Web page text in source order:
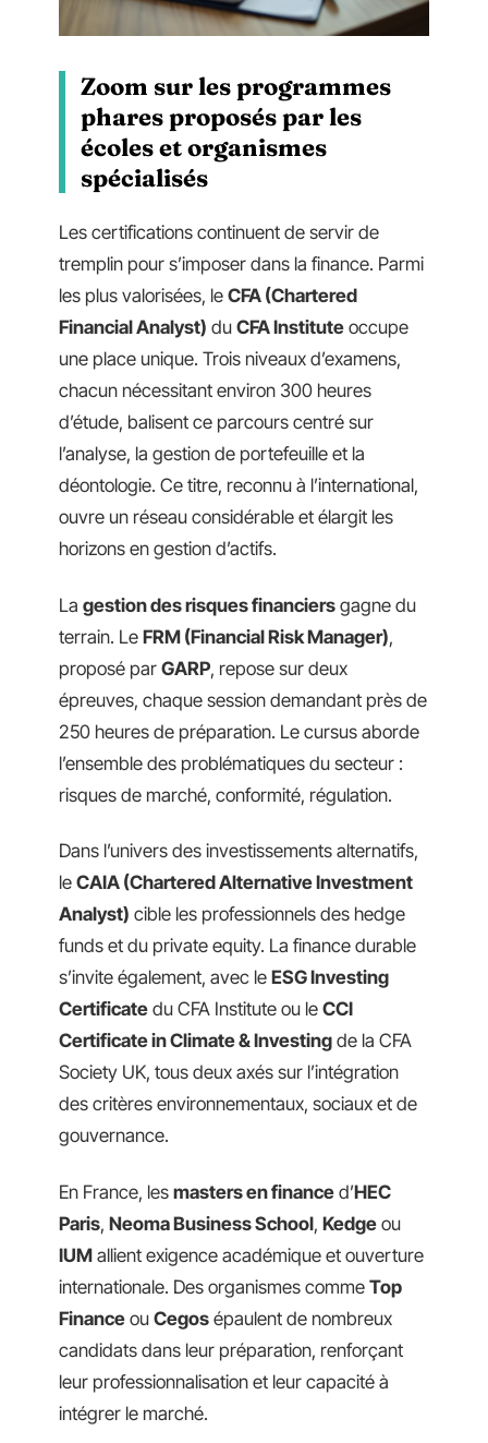
Zoom sur les programmes
phares proposés par les
écoles et organismes
spécialisés
Les certifications continuent de servir de
tremplin pour s’imposer dans la finance. Parmi
les plus valorisées, le CFA (Chartered
Financial Analyst) du CFA Institute occupe
une place unique. Trois niveaux d’examens,
chacun nécessitant environ 300 heures
d’étude, balisent ce parcours centré sur
l’analyse, la gestion de portefeuille et la
déontologie. Ce titre, reconnu à l’international,
ouvre un réseau considérable et élargit les
horizons en gestion d’actifs.
La gestion des risques financiers gagne du
terrain. Le FRM (Financial Risk Manager),
proposé par GARP, repose sur deux
épreuves, chaque session demandant près de
250 heures de préparation. Le cursus aborde
l’ensemble des problématiques du secteur :
risques de marché, conformité, régulation.
Dans l’univers des investissements alternatifs,
le CAIA (Chartered Alternative Investment
Analyst) cible les professionnels des hedge
funds et du private equity. La finance durable
s’invite également, avec le ESG Investing
Certificate du CFA Institute ou le CCI
Certificate in Climate & Investing de la CFA
Society UK, tous deux axés sur l’intégration
des critères environnementaux, sociaux et de
gouvernance.
En France, les masters en finance d’HEC
Paris, Neoma Business School, Kedge ou
IUM allient exigence académique et ouverture
internationale. Des organismes comme Top
Finance ou Cegos épaulent de nombreux
candidats dans leur préparation, renforçant
leur professionnalisation et leur capacité à
intégrer le marché.